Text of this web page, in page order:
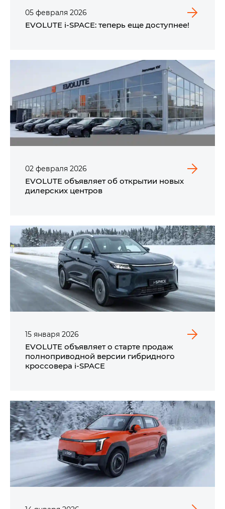
05 февраля 2026
EVOLUTE i‑SPACE: теперь еще доступнее!
02 февраля 2026
EVOLUTE объявляет об открытии новых
дилерских центров
15 января 2026
EVOLUTE объявляет о старте продаж
полноприводной версии гибридного
кроссовера i‑SPACE